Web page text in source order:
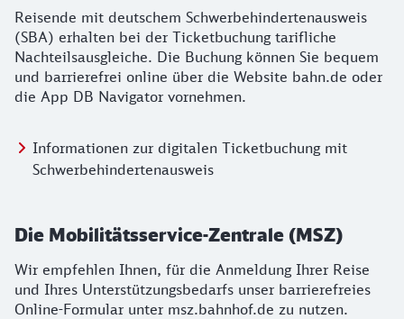
Reisende mit deutschem Schwerbehindertenausweis
(SBA) erhalten bei der Ticketbuchung tarifliche
Nachteilsausgleiche. Die Buchung können Sie bequem
und barrierefrei online über die Website bahn.de oder
die App DB Navigator vornehmen.
Informationen zur digitalen Ticketbuchung mit
Schwerbehindertenausweis
Die Mobilitätsservice-Zentrale (MSZ)
Wir empfehlen Ihnen, für die Anmeldung Ihrer Reise
und Ihres Unterstützungsbedarfs unser barrierefreies
Online-Formular unter msz.bahnhof.de zu nutzen.